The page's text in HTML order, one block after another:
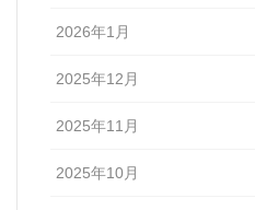
2026年1月
2025年12月
2025年11月
2025年10月